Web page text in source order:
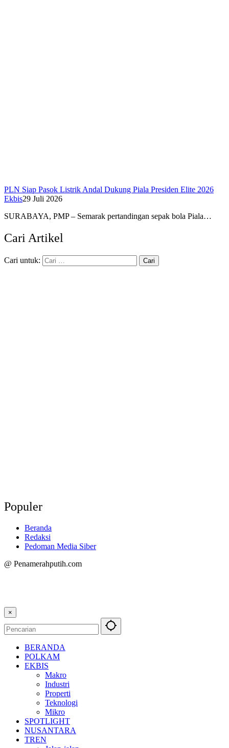
PLN Siap Pasok Listrik Andal Dukung Piala Presiden Elite 2026
Ekbis29 Juli 2026
SURABAYA, PMP – Semarak pertandingan sepak bola Piala…
Cari Artikel
Cari untuk:
Populer
Beranda
Redaksi
Pedoman Media Siber
@ Penamerahputih.com
×
BERANDA
POLKAM
EKBIS
Makro
Industri
Properti
Teknologi
Mikro
SPOTLIGHT
NUSANTARA
TREN